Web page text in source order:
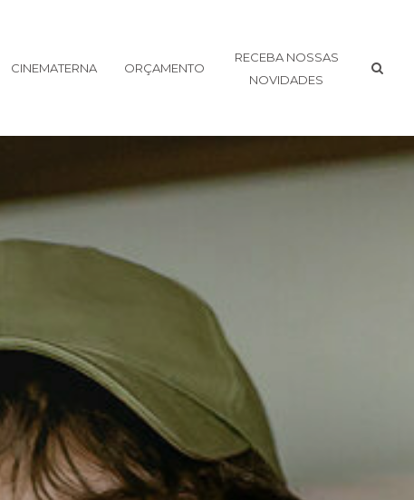
CINEMATERNA ORÇAMENTO
RECEBA NOSSAS
NOVIDADES